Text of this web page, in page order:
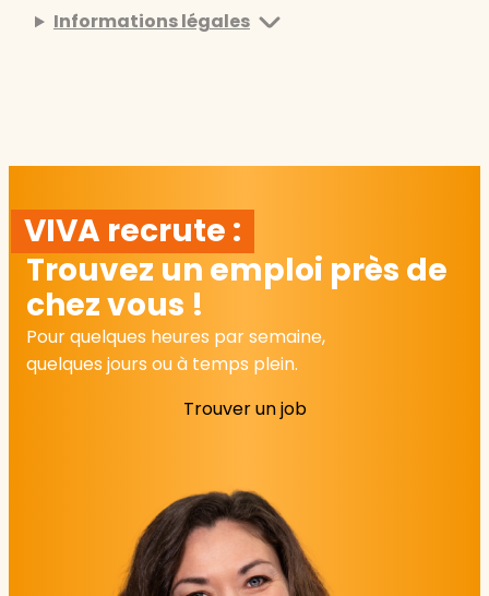
Informations légales
VIVA recrute :
Trouvez un emploi près de
chez vous !
Pour quelques heures par semaine,
quelques jours ou à temps plein.
Trouver un job